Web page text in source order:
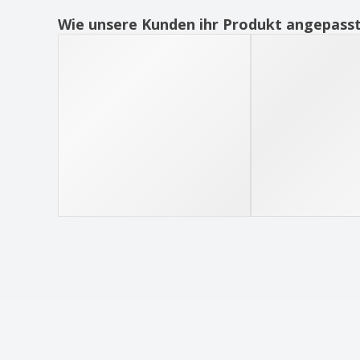
Eiszange aus Edelstahl - Inoxpreme
Wie unsere Kunden ihr Produkt